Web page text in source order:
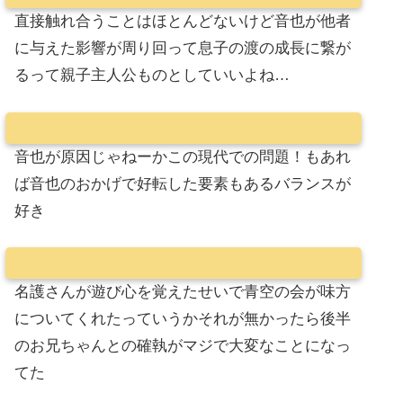
直接触れ合うことはほとんどないけど音也が他者
に与えた影響が周り回って息子の渡の成長に繋が
るって親子主人公ものとしていいよね…
音也が原因じゃねーかこの現代での問題！もあれ
ば音也のおかげで好転した要素もあるバランスが
好き
名護さんが遊び心を覚えたせいで青空の会が味方
についてくれたっていうかそれが無かったら後半
のお兄ちゃんとの確執がマジで大変なことになっ
てた